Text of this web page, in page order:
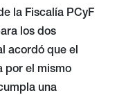
la Fiscalía PCyF
los dos
acordó que el
por el mismo
una